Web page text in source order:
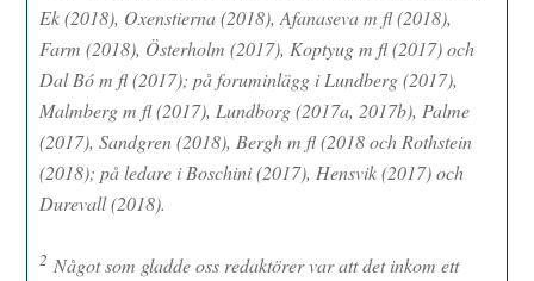
Ek (2018), Oxenstierna (2018), Afanaseva m fl (2018),
Farm (2018), Österholm (2017), Koptyug m fl (2017) och
Dal Bó m fl (2017); på foruminlägg i Lundberg (2017),
Malmberg m fl (2017), Lundborg (2017a, 2017b), Palme
(2017), Sandgren (2018), Bergh m fl (2018 och Rothstein
(2018); på ledare i Boschini (2017), Hensvik (2017) och
Durevall (2018).
2 Något som gladde oss redaktörer var att det inkom ett